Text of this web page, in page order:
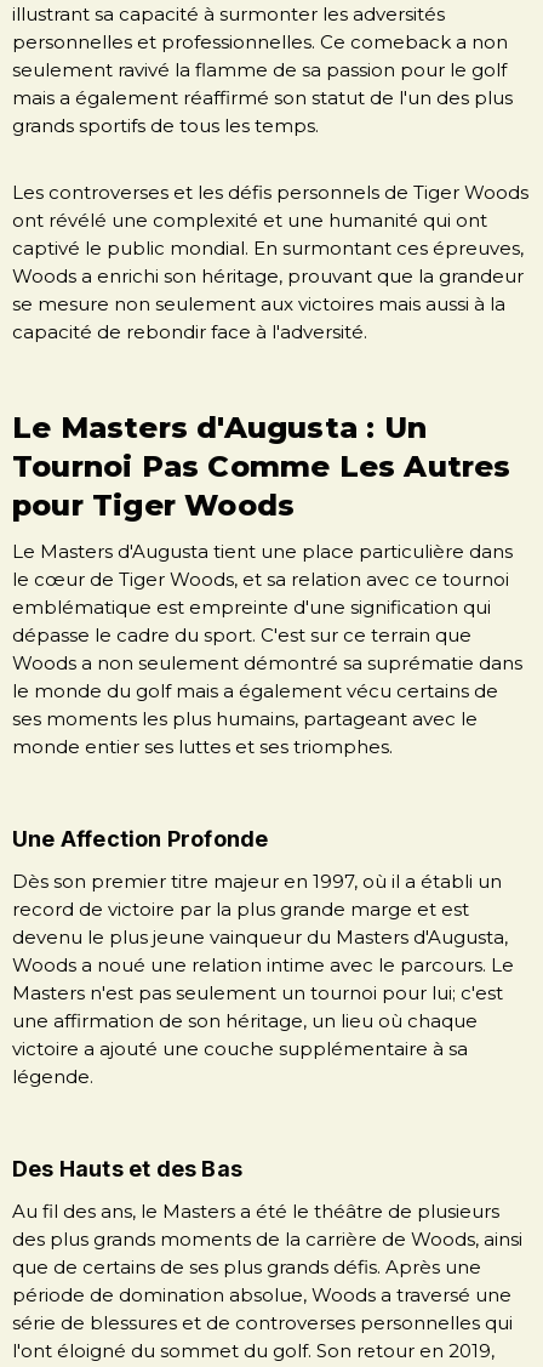
illustrant sa capacité à surmonter les adversités
personnelles et professionnelles. Ce comeback a non
seulement ravivé la flamme de sa passion pour le golf
mais a également réaffirmé son statut de l'un des plus
grands sportifs de tous les temps.
Les controverses et les défis personnels de Tiger Woods
ont révélé une complexité et une humanité qui ont
captivé le public mondial. En surmontant ces épreuves,
Woods a enrichi son héritage, prouvant que la grandeur
se mesure non seulement aux victoires mais aussi à la
capacité de rebondir face à l'adversité.
Le Masters d'Augusta : Un
Tournoi Pas Comme Les Autres
pour Tiger Woods
Le Masters d'Augusta tient une place particulière dans
le cœur de Tiger Woods, et sa relation avec ce tournoi
emblématique est empreinte d'une signification qui
dépasse le cadre du sport. C'est sur ce terrain que
Woods a non seulement démontré sa suprématie dans
le monde du golf mais a également vécu certains de
ses moments les plus humains, partageant avec le
monde entier ses luttes et ses triomphes.
Une Affection Profonde
Dès son premier titre majeur en 1997, où il a établi un
record de victoire par la plus grande marge et est
devenu le plus jeune vainqueur du Masters d'Augusta,
Woods a noué une relation intime avec le parcours. Le
Masters n'est pas seulement un tournoi pour lui; c'est
une affirmation de son héritage, un lieu où chaque
victoire a ajouté une couche supplémentaire à sa
légende.
Des Hauts et des Bas
Au fil des ans, le Masters a été le théâtre de plusieurs
des plus grands moments de la carrière de Woods, ainsi
que de certains de ses plus grands défis. Après une
période de domination absolue, Woods a traversé une
série de blessures et de controverses personnelles qui
l'ont éloigné du sommet du golf. Son retour en 2019,